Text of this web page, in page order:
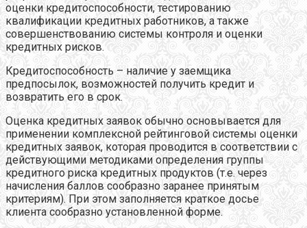
оценки кредитоспособности, тестированию
квалификации кредитных работников, а также
совершенствованию системы контроля и оценки
кредитных рисков.
Кредитоспособность – наличие у заемщика
предпосылок, возможностей получить кредит и
возвратить его в срок.
Оценка кредитных заявок обычно основывается для
применении комплексной рейтинговой системы оценки
кредитных заявок, которая проводится в соответствии с
действующими методиками определения группы
кредитного риска кредитных продуктов (т.е. через
начисления баллов сообразно заранее принятым
критериям). При этом заполняется краткое досье
клиента сообразно установленной форме.